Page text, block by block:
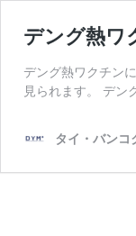
デング熱ワ
デング熱ワクチン
見られます。 デ
タイ・バンコ